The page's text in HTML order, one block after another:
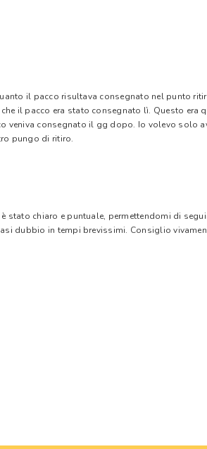
il pacco risultava consegnato nel punto
il pacco era stato consegnato lì. Questo era
veniva consegnato il gg dopo. Io volevo solo
pungo di ritiro.
stato chiaro e puntuale, permettendomi di
dubbio in tempi brevissimi. Consiglio